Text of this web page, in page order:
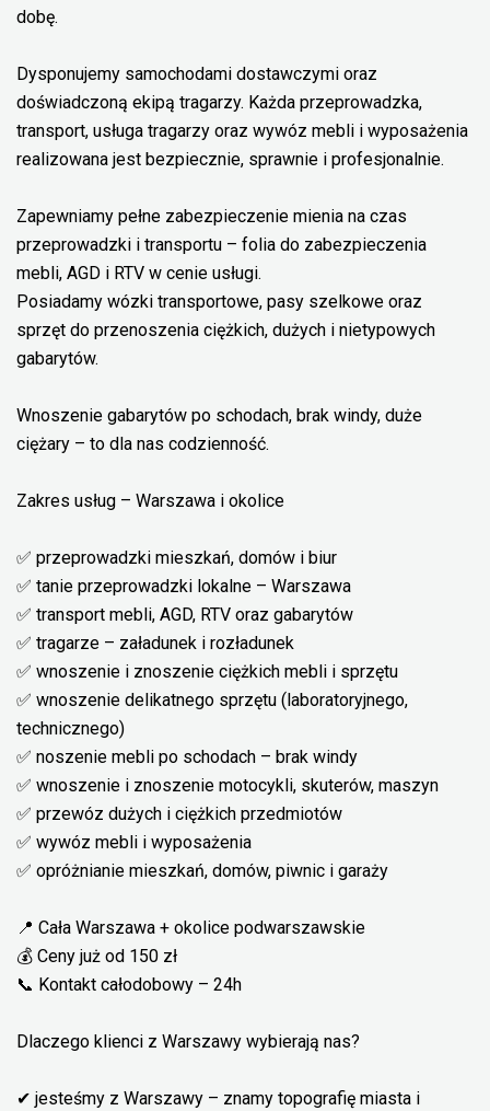
dobę.
Dysponujemy samochodami dostawczymi oraz
doświadczoną ekipą tragarzy. Każda przeprowadzka,
transport, usługa tragarzy oraz wywóz mebli i wyposażenia
realizowana jest bezpiecznie, sprawnie i profesjonalnie.
Zapewniamy pełne zabezpieczenie mienia na czas
przeprowadzki i transportu – folia do zabezpieczenia
mebli, AGD i RTV w cenie usługi.
Posiadamy wózki transportowe, pasy szelkowe oraz
sprzęt do przenoszenia ciężkich, dużych i nietypowych
gabarytów.
Wnoszenie gabarytów po schodach, brak windy, duże
ciężary – to dla nas codzienność.
Zakres usług – Warszawa i okolice
✅ przeprowadzki mieszkań, domów i biur
✅ tanie przeprowadzki lokalne – Warszawa
✅ transport mebli, AGD, RTV oraz gabarytów
✅ tragarze – załadunek i rozładunek
✅ wnoszenie i znoszenie ciężkich mebli i sprzętu
✅ wnoszenie delikatnego sprzętu (laboratoryjnego,
technicznego)
✅ noszenie mebli po schodach – brak windy
✅ wnoszenie i znoszenie motocykli, skuterów, maszyn
✅ przewóz dużych i ciężkich przedmiotów
✅ wywóz mebli i wyposażenia
✅ opróżnianie mieszkań, domów, piwnic i garaży
📍 Cała Warszawa + okolice podwarszawskie
💰 Ceny już od 150 zł
📞 Kontakt całodobowy – 24h
Dlaczego klienci z Warszawy wybierają nas?
✔ jesteśmy z Warszawy – znamy topografię miasta i